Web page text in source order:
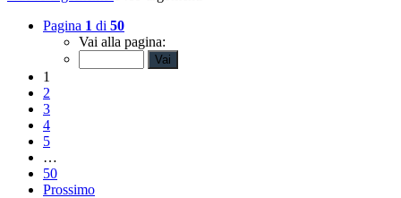
Pagina 1 di 50
Vai alla pagina:
1
2
3
4
5
…
50
Prossimo